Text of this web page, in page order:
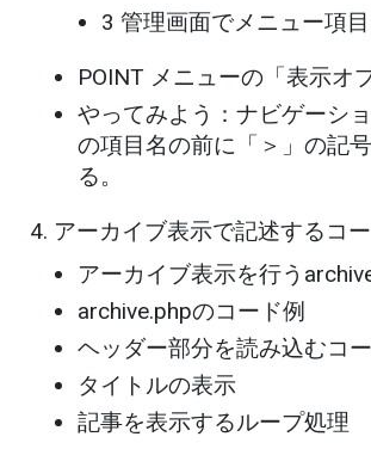
3 管理画面でメニュー項
POINT メニューの「表示オ
やってみよう：ナビゲーシ
の項目名の前に「＞」の記
る。
アーカイブ表示で記述するコ
アーカイブ表示を行う
archive.phpのコード例
ヘッダー部分を読み込むコ
タイトルの表示
記事を表示するループ処理